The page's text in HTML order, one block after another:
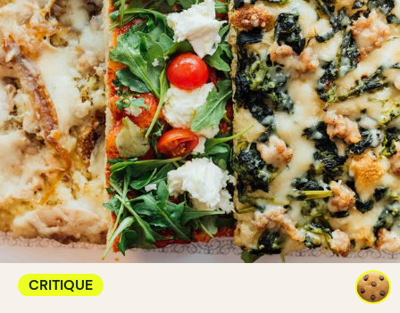
CRITIQUE